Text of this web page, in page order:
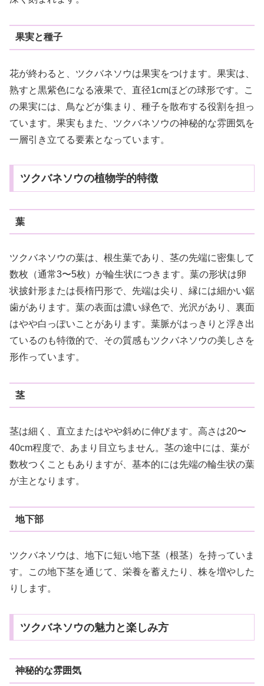
果実と種子
花が終わると、ツクバネソウは果実をつけます。果実は、
熟すと黒紫色になる液果で、直径1cmほどの球形です。こ
の果実には、鳥などが集まり、種子を散布する役割を担っ
ています。果実もまた、ツクバネソウの神秘的な雰囲気を
一層引き立てる要素となっています。
ツクバネソウの植物学的特徴
葉
ツクバネソウの葉は、根生葉であり、茎の先端に密集して
数枚（通常3〜5枚）が輪生状につきます。葉の形状は卵
状披針形または長楕円形で、先端は尖り、縁には細かい鋸
歯があります。葉の表面は濃い緑色で、光沢があり、裏面
はやや白っぽいことがあります。葉脈がはっきりと浮き出
ているのも特徴的で、その質感もツクバネソウの美しさを
形作っています。
茎
茎は細く、直立またはやや斜めに伸びます。高さは20〜
40cm程度で、あまり目立ちません。茎の途中には、葉が
数枚つくこともありますが、基本的には先端の輪生状の葉
が主となります。
地下部
ツクバネソウは、地下に短い地下茎（根茎）を持っていま
す。この地下茎を通じて、栄養を蓄えたり、株を増やした
りします。
ツクバネソウの魅力と楽しみ方
神秘的な雰囲気